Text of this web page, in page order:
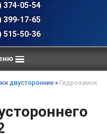
374-05-54 - общий отдел,
399-17-65
515-50-36
двусторонние » Гидрозамок